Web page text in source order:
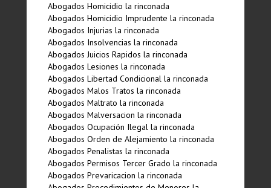
Abogados Homicidio la rinconada
Abogados Homicidio Imprudente la rinconada
Abogados Injurias la rinconada
Abogados Insolvencias la rinconada
Abogados Juicios Rapidos la rinconada
Abogados Lesiones la rinconada
Abogados Libertad Condicional la rinconada
Abogados Malos Tratos la rinconada
Abogados Maltrato la rinconada
Abogados Malversacion la rinconada
Abogados Ocupación Ilegal la rinconada
Abogados Orden de Alejamiento la rinconada
Abogados Penalistas la rinconada
Abogados Permisos Tercer Grado la rinconada
Abogados Prevaricacion la rinconada